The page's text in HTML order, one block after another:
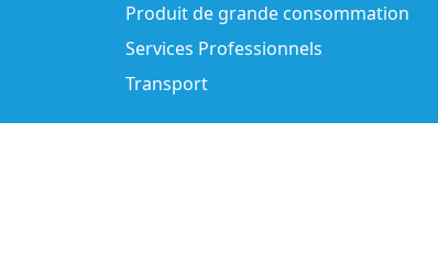
Produit de grande consommation
Services Professionnels
Transport